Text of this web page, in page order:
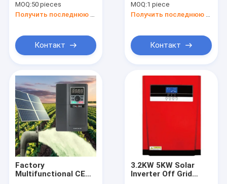
Pump Controller
L:26.5cm W:25cm
MOQ:50 pieces
Контакт
220V 380V AC High
Frequency Converter
167.5*185.8*80mm
MOQ:1 piece
Контакт
Factory
Multifunctional CE
3.2KW 5KW Solar
Inverter Off Grid